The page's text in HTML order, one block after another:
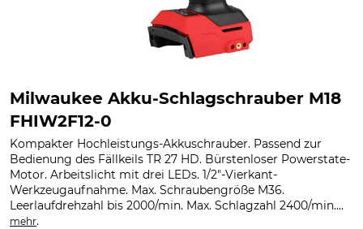
Milwaukee Akku-Schlagschrauber M18
FHIW2F12-0
Kompakter Hochleistungs-Akkuschrauber. Passend zur
Bedienung des Fällkeils TR 27 HD. Bürstenloser Powerstate-
Motor. Arbeitslicht mit drei LEDs. 1/2"-Vierkant-
Werkzeugaufnahme. Max. Schraubengröße M36.
Leerlaufdrehzahl bis 2000/min. Max. Schlagzahl 2400/min....
mehr.